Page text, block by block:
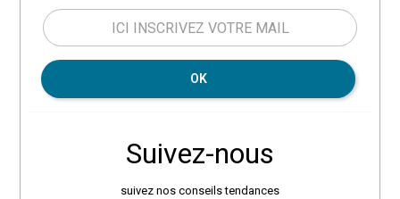
OK
Suivez-nous
suivez nos conseils tendances